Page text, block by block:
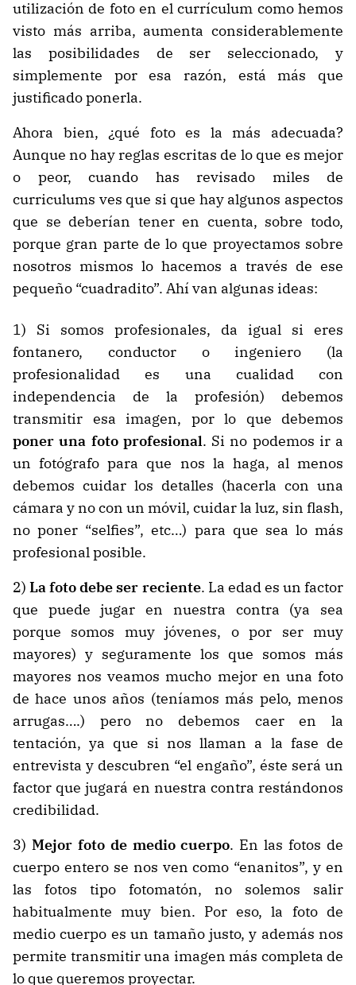
utilización de foto en el currículum como hemos
visto más arriba, aumenta considerablemente
las posibilidades de ser seleccionado, y
simplemente por esa razón, está más que
justificado ponerla.
Ahora bien, ¿qué foto es la más adecuada?
Aunque no hay reglas escritas de lo que es mejor
o peor, cuando has revisado miles de
curriculums ves que si que hay algunos aspectos
que se deberían tener en cuenta, sobre todo,
porque gran parte de lo que proyectamos sobre
nosotros mismos lo hacemos a través de ese
pequeño “cuadradito”. Ahí van algunas ideas:
1) Si somos profesionales, da igual si eres
fontanero, conductor o ingeniero (la
profesionalidad es una cualidad con
independencia de la profesión) debemos
transmitir esa imagen, por lo que debemos
poner una foto profesional. Si no podemos ir a
un fotógrafo para que nos la haga, al menos
debemos cuidar los detalles (hacerla con una
cámara y no con un móvil, cuidar la luz, sin flash,
no poner “selfies”, etc…) para que sea lo más
profesional posible.
2)La foto debe ser reciente. La edad es un factor
que puede jugar en nuestra contra (ya sea
porque somos muy jóvenes, o por ser muy
mayores) y seguramente los que somos más
mayores nos veamos mucho mejor en una foto
de hace unos años (teníamos más pelo, menos
arrugas….) pero no debemos caer en la
tentación, ya que si nos llaman a la fase de
entrevista y descubren “el engaño”, éste será un
factor que jugará en nuestra contra restándonos
credibilidad.
3) Mejor foto de medio cuerpo. En las fotos de
cuerpo entero se nos ven como “enanitos”, y en
las fotos tipo fotomatón, no solemos salir
habitualmente muy bien. Por eso, la foto de
medio cuerpo es un tamaño justo, y además nos
permite transmitir una imagen más completa de
lo que queremos proyectar.